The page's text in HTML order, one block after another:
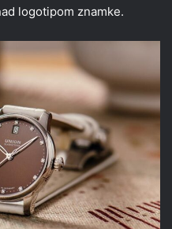
logotipom znamke.